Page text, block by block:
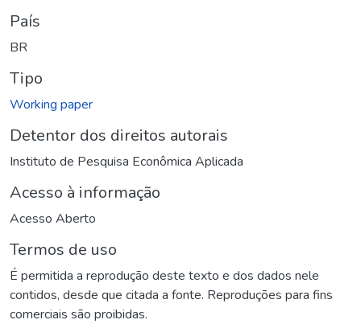
País
BR
Tipo
Working paper
Detentor dos direitos autorais
Instituto de Pesquisa Econômica Aplicada
Acesso à informação
Acesso Aberto
Termos de uso
É permitida a reprodução deste texto e dos dados nele
contidos, desde que citada a fonte. Reproduções para fins
comerciais são proibidas.